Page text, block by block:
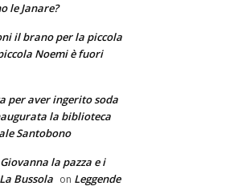
le Janare?
il brano per la piccola
Noemi è fuori
per aver ingerito soda
la biblioteca
Santobono
la pazza e i
Bussola on Leggende